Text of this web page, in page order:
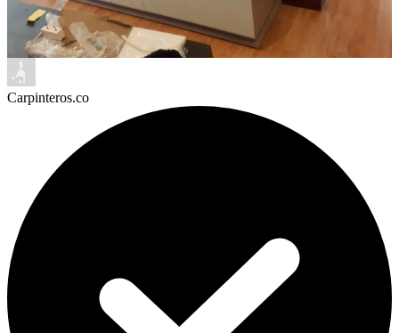
Carpinteros.co